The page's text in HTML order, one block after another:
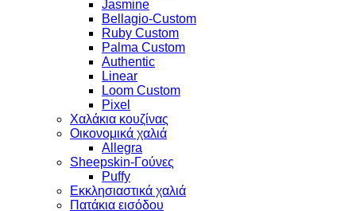
Jasmine
Bellagio-Custom
Ruby Custom
Palma Custom
Authentic
Linear
Loom Custom
Pixel
Χαλάκια κουζίνας
Οικονομικά χαλιά
Allegra
Sheepskin-Γούνες
Puffy
Εκκλησιαστικά χαλιά
Πατάκια εισόδου